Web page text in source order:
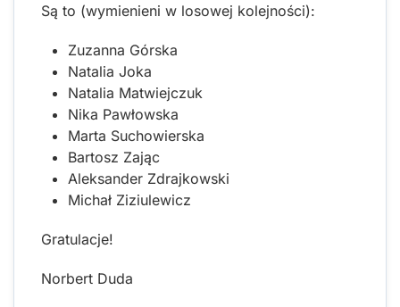
Są to (wymienieni w losowej kolejności):
Zuzanna Górska
Natalia Joka
Natalia Matwiejczuk
Nika Pawłowska
Marta Suchowierska
Bartosz Zając
Aleksander Zdrajkowski
Michał Ziziulewicz
Gratulacje!
Norbert Duda